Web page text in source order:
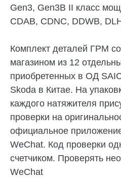
Gen3, Gen3B II класс
CDAB, CDNC, DDWB,
Комплект деталей ГРМ
магазином из 12
приобретенных в ОД
Skoda в Китае. На
каждого натяжителя
проверки на
официальное
WeChat. Код проверки
счетчиком. Проверять
WeChat